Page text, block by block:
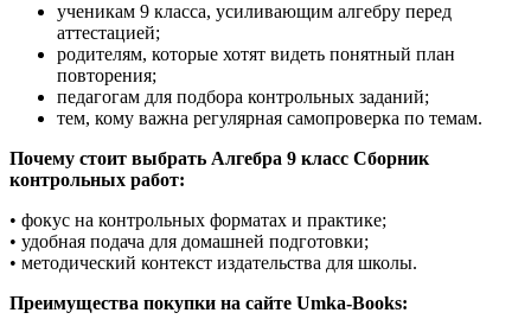
ученикам 9 класса, усиливающим алгебру перед
аттестацией;
родителям, которые хотят видеть понятный план
повторения;
педагогам для подбора контрольных заданий;
тем, кому важна регулярная самопроверка по темам.
Почему стоит выбрать Алгебра 9 класс Сборник
контрольных работ:
• фокус на контрольных форматах и практике;
• удобная подача для домашней подготовки;
• методический контекст издательства для школы.
Преимущества покупки на сайте Umka-Books: